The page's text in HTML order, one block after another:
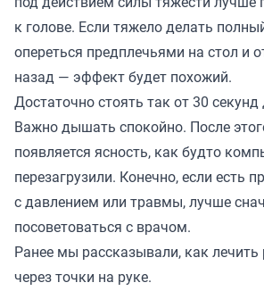
к голове. Если тяжело делать
опереться предплечьями на стол и
назад — эффект будет похожий.
Достаточно стоять так от 30
Важно дышать спокойно. После
появляется ясность, как будто
перезагрузили. Конечно, если есть
с давлением или травмы, лучше
посоветоваться с врачом.
Ранее мы рассказывали, как
через точки на руке.